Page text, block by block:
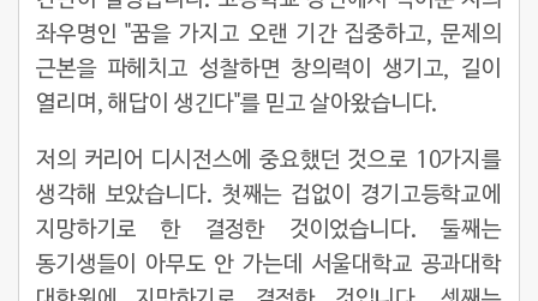
좌우명인 "꿈을 가지고 오랜 기간 집중하고, 문제의
근본을 파헤치고 성찰하면 창의력이 생기고, 길이
열리며, 해답이 생긴다"를 믿고 살아왔습니다.
저의 커리어 디시전스에 중요했던 것으로 10가지를
생각해 보았습니다. 첫째는 겁없이 경기고등학교에
지망하기로 한 결정한 것이었습니다. 둘째는
동기생들이 아무도 안 가는데 서울대학교 공과대학